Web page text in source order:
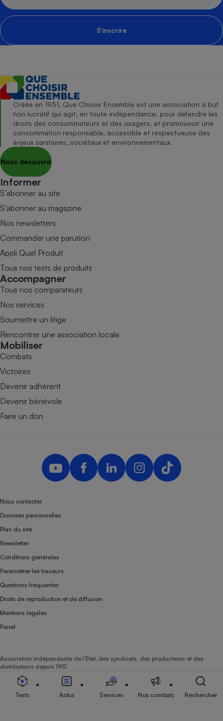
S'inscrire
Créée en 1951, Que Choisir Ensemble est une association à but
non lucratif qui agit, en toute indépendance, pour défendre les
droits des consommateurs et des usagers, et promouvoir une
consommation responsable, accessible et respectueuse des
enjeux sanitaires, sociétaux et environnementaux.
Nous découvrir
Informer
S’abonner au site
S’abonner au magazine
Nos newsletters
Commander une parution
Appli Quel Produit
Tous nos tests de produits
Accompagner
Tous nos comparateurs
Nos services
Soumettre un litige
Rencontrer une association locale
Mobiliser
Combats
Victoires
Devenir adhérent
Devenir bénévole
Faire un don
Nous contacter
Données personnelles
Plan du site
Newsletter
Conditions générales
Paramétrer les traceurs
Questions fréquentes
Droits de reproduction et de diffusion
Mentions légales
Panel
Association indépendante de l’État, des syndicats, des producteurs et des
distributeurs depuis 1951.
Tests Actus Services Nos combats Rechercher